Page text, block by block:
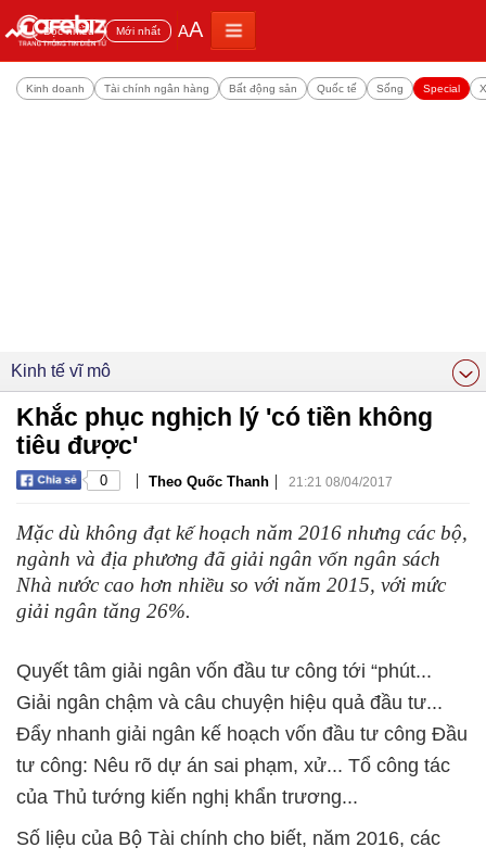
Đọc nhiều Mới nhất AA
Kinh doanh Tài chính ngân hàng Bất động sản Quốc tế Sống Special
Kinh tế vĩ mô
Khắc phục nghịch lý 'có tiền không
tiêu được'
0 | Theo Quốc Thanh | 21:21 08/04/2017
Mặc dù không đạt kế hoạch năm 2016 nhưng các bộ,
ngành và địa phương đã giải ngân vốn ngân sách
Nhà nước cao hơn nhiều so với năm 2015, với mức
giải ngân tăng 26%.
Quyết tâm giải ngân vốn đầu tư công tới “phút...
Giải ngân chậm và câu chuyện hiệu quả đầu tư...
Đẩy nhanh giải ngân kế hoạch vốn đầu tư công Đầu
tư công: Nêu rõ dự án sai phạm, xử... Tổ công tác
của Thủ tướng kiến nghị khẩn trương...
Số liệu của Bộ Tài chính cho biết, năm 2016, các